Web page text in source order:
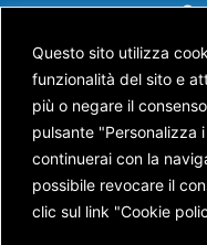
Questo sito utilizza
funzionalità del sito e
più o negare il
pulsante "Personalizza
continuerai con la
possibile revocare il
clic sul link "Cookie
Scopri
Copyright ©